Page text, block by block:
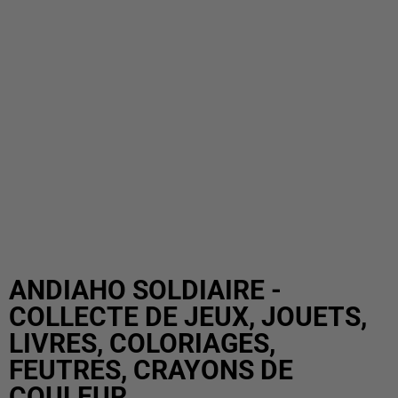
ANDIAHO SOLDIAIRE -
COLLECTE DE JEUX, JOUETS,
LIVRES, COLORIAGES,
FEUTRES, CRAYONS DE